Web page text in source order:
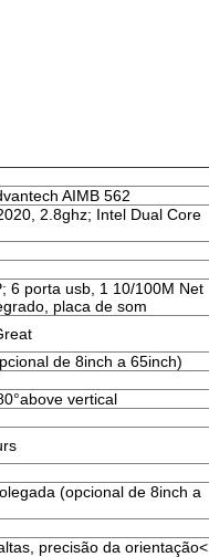
AIMB 562
2.8ghz; Intel Dual Core
6 porta usb, 1 10/100M Net
placa de som
de 8inch a 65inch)
vertical
(opcional de 8inch a
precisão da orientação<